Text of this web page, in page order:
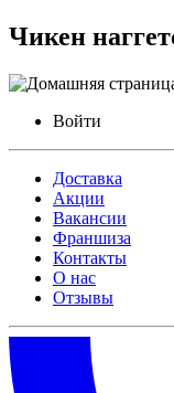
Чикен
Войти
Доставка
Акции
Вакансии
Франшиза
Контакты
О нас
Отзывы